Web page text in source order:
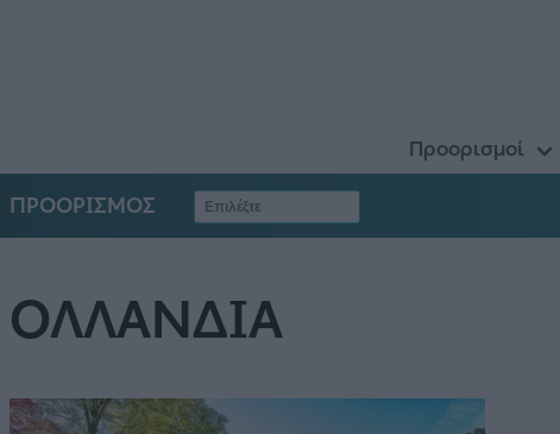
Προορισμοί
ΠΡΟΟΡΙΣΜΟΣ
ΟΛΛΑΝΔΙΑ